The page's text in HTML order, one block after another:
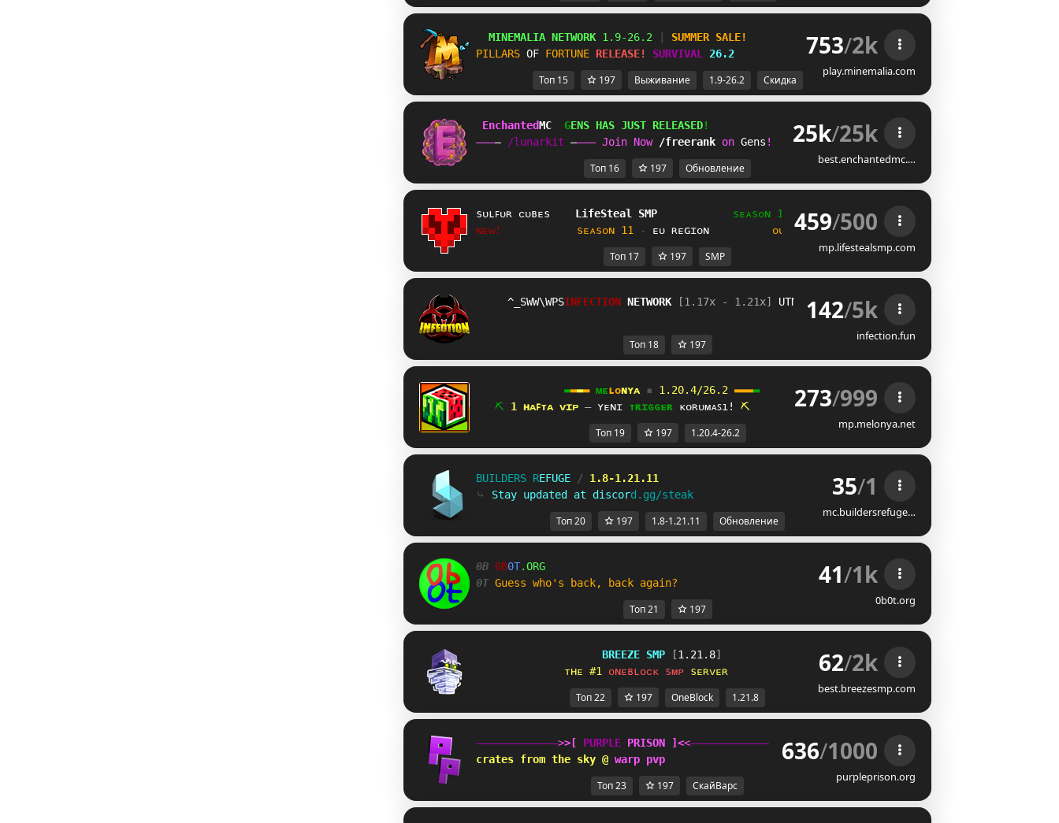
MINEMALIA NETWORK 1.9-26.2
SUMMER SALE!
PILLARS OF FORTUNE RELEASE! SURVIVAL 26.2 753/2k
play.minemalia.com
Топ 15 197 Выживание 1.9-26.2 Скидка
EnchantedMC GENS HAS JUST REL EASED!
/lunarkit
Joi n Now /freerank on Gens ! 25k/25k
best.enchantedmc.…
Топ 16 197 Обновление
ѕᴜʟꜰᴜʀ ᴄᴜʙᴇѕ LifeSteal SMP
ѕᴇᴀѕᴏɴ 11
ɴᴇᴡ!
ѕᴇᴀѕᴏɴ 11 - ᴇᴜ ʀᴇɢɪᴏɴ ᴏᴜᴛ ɴᴏᴡ
459/500
mp.lifestealsmp.com
Топ 17 197 SMP
XZQITAW\^INFECTION NETWORK [1.17x - 1.21x] W@I E
142/5k
infection.fun
Топ 18 197
▬▬▬▬ ᴍᴇʟᴏɴʏᴀ ▪ 1.20.4/26.2 ▬▬▬▬
⛏ 1 ʜᴀꜰᴛᴀ ᴠɪᴘ — ʏᴇɴɪ ᴛʀɪɢɢᴇʀ ᴋᴏʀᴜᴍᴀꜱı! ⛏ 273/999
mp.melonya.net
Топ 19 197 1.20.4-26.2
BUIL DERS REFUGE /
1.8-1.21.11
⤷
Stay updated at di scord . gg/steak 35/1
mc.buildersrefuge…
Топ 20 197 1.8-1.21.11 Обновление
0B 0B0T.ORG
0T Guess who's back, back again? 41/1k
0b0t.org
Топ 21 197
BREEZE SMP [1.21.8]
ᴛʜᴇ #1 ᴏɴᴇʙʟᴏᴄᴋ sᴍᴘ sᴇʀᴠᴇʀ 62/2k
best.breezesmp.com
Топ 22 197 OneBlock 1.21.8
>> [ PURPLE PRISON ] <<
crates from the sky @ warp pvp 636/1000
purpleprison.org
Топ 23 197 СкайВарс